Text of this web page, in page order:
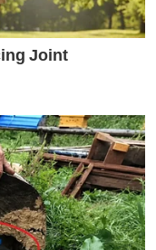
Joint